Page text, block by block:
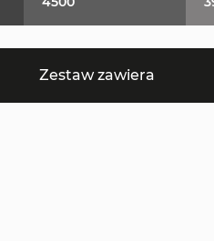
Zestaw zawiera